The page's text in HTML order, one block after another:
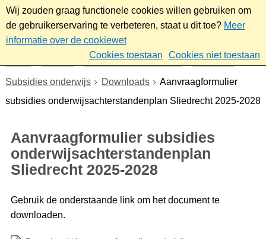
Wij zouden graag functionele cookies willen gebruiken om
de gebruikerservaring te verbeteren, staat u dit toe? Meer
informatie over de cookiewet
Cookies toestaan
Cookies niet toestaan
Ontmoeten & meedoen
Subsidies
Subsidies onderwijs
Downloads
Aanvraagformulier
subsidies onderwijsachterstandenplan Sliedrecht 2025-2028
Aanvraagformulier subsidies
onderwijsachterstandenplan
Sliedrecht 2025-2028
Gebruik de onderstaande link om het document te
downloaden.